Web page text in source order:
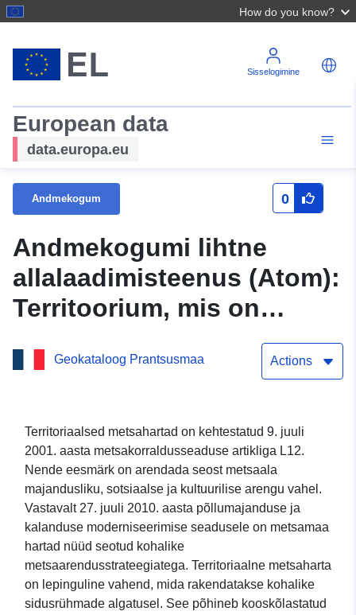
How do you know?
Sisselogimine
European data
data.europa.eu
Andmekogum 0
Andmekogumi lihtne
allalaadimisteenus (Atom):
Territoorium, mis on
metsahartaga
Geokataloog Prantsusmaa Actions
Territoriaalsed metsahartad on kehtestatud 9. juuli
2001. aasta metsakorraldusseaduse artikliga L12.
Nende eesmärk on arendada seost metsaala
majandusliku, sotsiaalse ja kultuurilise arengu vahel.
Vastavalt 27. juuli 2010. aasta põllumajanduse ja
kalanduse moderniseerimise seadusele on metsamaa
hartad nüüd seotud kohalike
metsaarendusstrateegiatega. Territoriaalne metsaharta
on lepinguline vahend, mida rakendatakse kohalike
sidusrühmade algatusel. See põhineb kooskõlastatud